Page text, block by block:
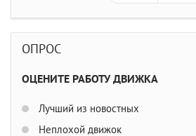
ОПРОС
ОЦЕНИТЕ РАБОТУ ДВИЖКА
Лучший из новостных
Неплохой движок